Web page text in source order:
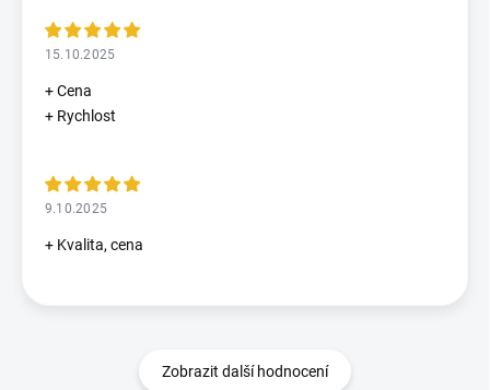
15.10.2025
+ Cena
+ Rychlost
9.10.2025
+ Kvalita, cena
Zobrazit další hodnocení